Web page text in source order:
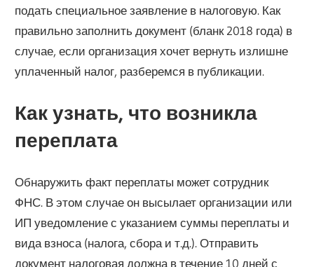
подать специальное заявление в налоговую. Как
правильно заполнить документ (бланк 2018 года) в
случае, если организация хочет вернуть излишне
уплаченный налог, разберемся в публикации.
Как узнать, что возникла
переплата
Обнаружить факт переплаты может сотрудник
ФНС. В этом случае он высылает организации или
ИП уведомление с указанием суммы переплаты и
вида взноса (налога, сбора и т.д.). Отправить
документ налоговая должна в течение 10 дней с